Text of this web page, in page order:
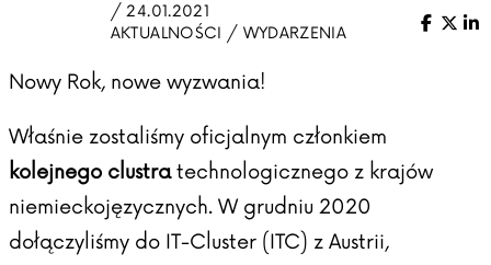
/ 24.01.2021
AKTUALNOŚCI / WYDARZENIA
X
Nowy Rok, nowe wyzwania!
Właśnie zostaliśmy oficjalnym członkiem
kolejnego clustratechnologicznego z krajów
niemieckojęzycznych. W grudniu 2020
dołączyliśmy do IT-Cluster (ITC) z Austrii,